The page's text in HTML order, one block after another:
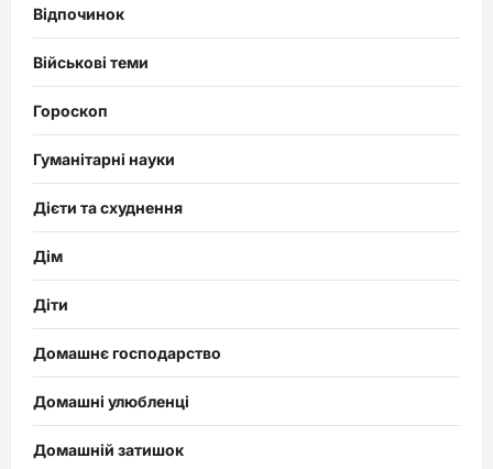
Відпочинок
Військові теми
Гороскоп
Гуманітарні науки
Дієти та схуднення
Дім
Діти
Домашнє господарство
Домашні улюбленці
Домашній затишок